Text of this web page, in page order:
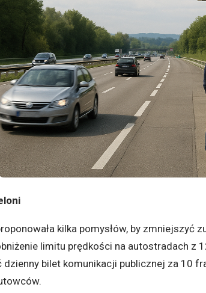
kilka pomysłów, by zmniejszyć
limitu prędkości na autostradach z
dzienny bilet komunikacji publicznej za 10